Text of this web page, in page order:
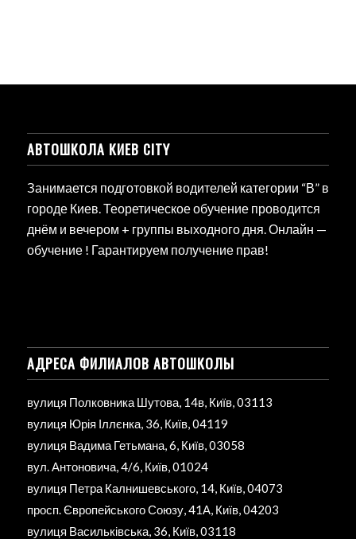
АВТОШКОЛА КИЕВ CITY
Занимается подготовкой водителей категории “В” в
городе Киев. Теоретическое обучение проводится
днём и вечером + группы выходного дня. Онлайн —
обучение ! Гарантируем получение прав!
АДРЕСА ФИЛИАЛОВ АВТОШКОЛЫ
вулиця Полковника Шутова, 14в, Київ, 03113
вулиця Юрія Іллєнка, 36, Київ, 04119
вулиця Вадима Гетьмана, 6, Київ, 03058
вул. Антоновича, 4/6, Київ, 01024
вулиця Петра Калнишевського, 14, Київ, 04073
просп. Європейського Союзу, 41А, Київ, 04203
вулиця Васильківська, 36, Київ, 03118